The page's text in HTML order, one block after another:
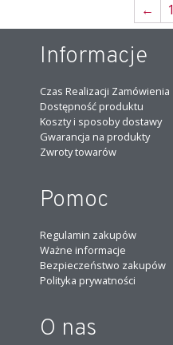
← 1
Informacje
Czas Realizacji Zamówienia
Dostępność produktu
Koszty i sposoby dostawy
Gwarancja na produkty
Zwroty towarów
Pomoc
Regulamin zakupów
Ważne informacje
Bezpieczeństwo zakupów
Polityka prywatności
O nas